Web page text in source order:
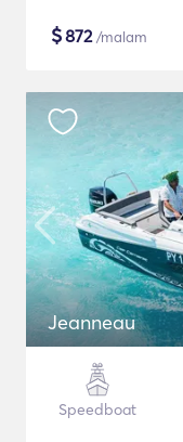
$872/malam
Jeanneau
Speedboat